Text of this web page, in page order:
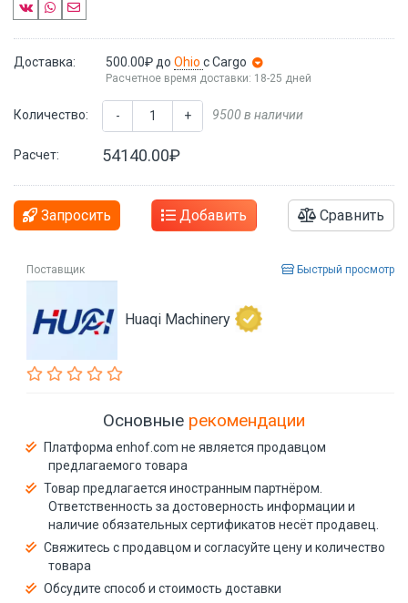
Доставка: 500.00₽ до Ohio с Cargo
Расчетное время доставки: 18-25 дней
Количество: - + 9500 в наличии
Расчет: 54140.00₽
Запросить Добавить Сравнить
Поставщик Быстрый просмотр
Huaqi Machinery
Основные рекомендации
Платформа enhof.com не является продавцом
предлагаемого товара
Товар предлагается иностранным партнёром.
Ответственность за достоверность информации и
наличие обязательных сертификатов несёт продавец.
Свяжитесь с продавцом и согласуйте цену и количество
товара
Обсудите способ и стоимость доставки